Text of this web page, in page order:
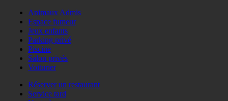
Animaux Admis
Espace fumeur
Jeux enfants
Parking privé
Piscine
Salon privés
Voiturier
Réserver un restaurant
Service tard